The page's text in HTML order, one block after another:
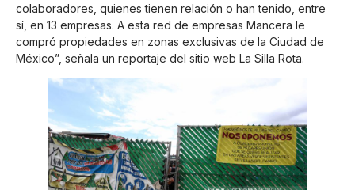
colaboradores, quienes tienen relación o han tenido, entre
sí, en 13 empresas. A esta red de empresas Mancera le
compró propiedades en zonas exclusivas de la Ciudad de
México”, señala un reportaje del sitio web La Silla Rota.